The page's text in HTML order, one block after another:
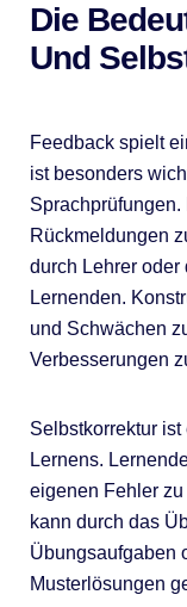
Die
Und
Feedback spielt
ist besonders
Rückmeldungen
durch Lehrer oder
Lernenden.
und Schwächen
Verbesserungen
Selbstkorrektur
Lernens.
eigenen Fehler
kann durch das
Übungsaufgaben
Musterlösungen